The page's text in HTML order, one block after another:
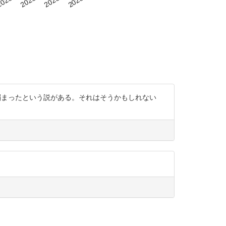
ったという説がある。それはそうかもしれない